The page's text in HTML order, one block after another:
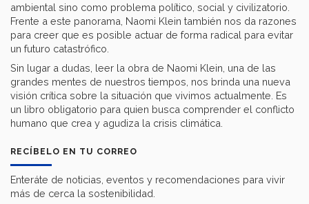
ambiental sino como problema político, social y civilizatorio.
Frente a este panorama, Naomi Klein también nos da razones
para creer que es posible actuar de forma radical para evitar
un futuro catastrófico.
Sin lugar a dudas, leer la obra de Naomi Klein, una de las
grandes mentes de nuestros tiempos, nos brinda una nueva
visión crítica sobre la situación que vivimos actualmente. Es
un libro obligatorio para quien busca comprender el conflicto
humano que crea y agudiza la crisis climática.
RECÍBELO EN TU CORREO
Enteráte de noticias, eventos y recomendaciones para vivir
más de cerca la sostenibilidad.